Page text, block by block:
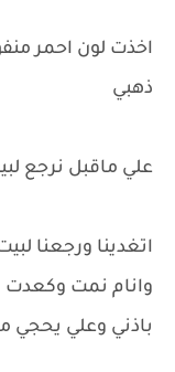
اخذت لون احمر
ذهبي
علي ماقبل نرجع
اتغدينا ورجعنا
وانام نمت
باذني وعلي يحجي